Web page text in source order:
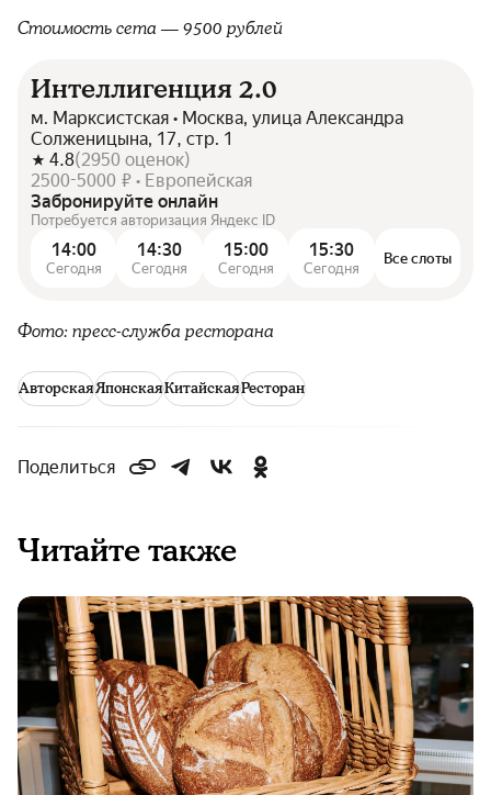
Стоимость сета — 9500 рублей
Интеллигенция 2.0
м. Марксистская • Москва, улица Александра
Солженицына, 17, стр. 1
4.8(2950 оценок)
2500-5000 ₽ • Европейская
Забронируйте онлайн
Потребуется авторизация Яндекс ID
14:00
Сегодня
14:30
Сегодня
15:00
Сегодня
15:30
Сегодня
Все слоты
Фото: пресс-служба ресторана
АвторскаяЯпонскаяКитайскаяРесторан
Поделиться
Читайте также